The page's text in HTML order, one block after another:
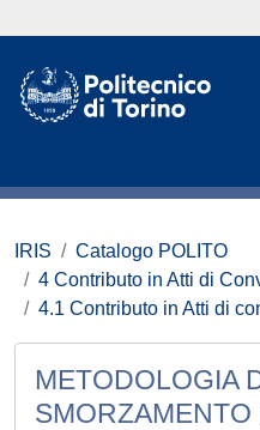
IRIS
Catalogo POLITO
4 Contributo in Atti di
4.1 Contributo in Atti di
METODOLOGIA
SMORZAMENTO